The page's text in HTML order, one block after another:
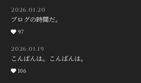
会員登録 ログイン
2026.01.20
ブログの時間だ。
97
2026.01.19
こんばんは。こんばんは。
106